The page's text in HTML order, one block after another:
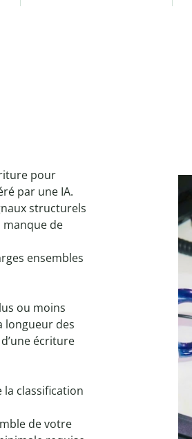
pour
par une IA.
structurels
de
ensembles
ou moins
longueur des
écriture
classification
de votre